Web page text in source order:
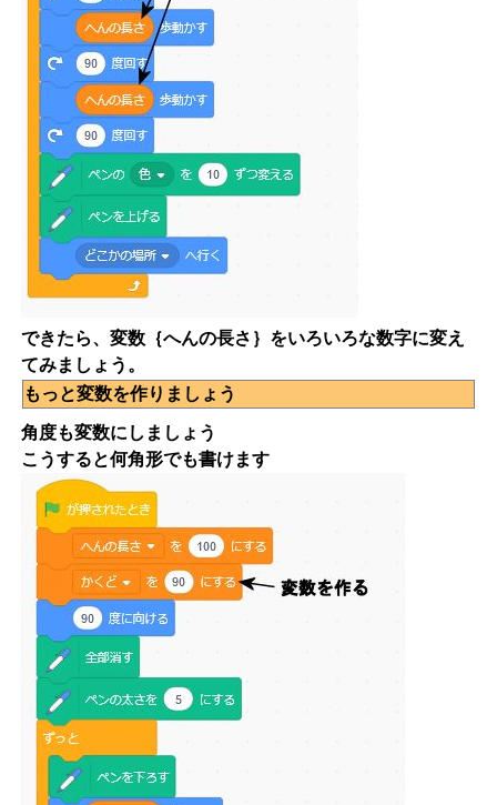
できたら、変数｛へんの長さ｝をいろいろな数字に変え
てみましょう。
もっと変数を作りましょう
角度も変数にしましょう
こうすると何角形でも書けます